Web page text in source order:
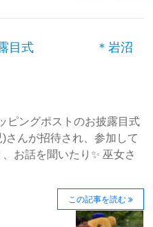
披露目式 ＊岩沼
ピングポストのお披露目式
さんが招待され、参加して
お話を聞いたり✨ 巫女さ
この記事を読む